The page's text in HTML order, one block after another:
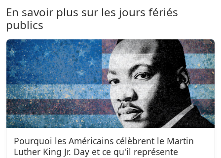
En savoir plus sur les jours fériés
publics
Pourquoi les Américains célèbrent le Martin
Luther King Jr. Day et ce qu'il représente